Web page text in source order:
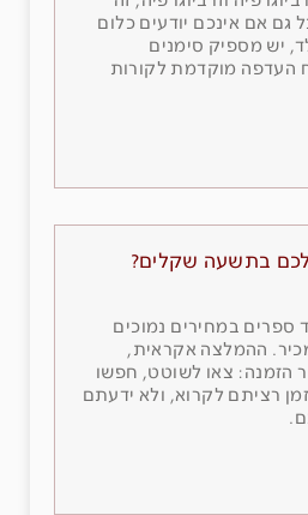
גם אם אינכם יודעים כלום
יש מספיק סימנים
העדפה מוקדמת לקורות
בתשעה שקלים?
ספרים במחירים נמוכים
ההמלצה אקראית,
הזמנה: צאו לשוטט, חפשו
רציתם לקרוא, ולא ידעתם